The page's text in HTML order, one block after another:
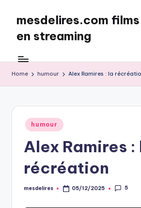
content
mesdelires.com
en streaming
:
film
et
complet
français
Home humour Alex Ramires : la
Posted
in
humour
Alex Ramires :
récréation
Posted
mesdelires 05/12/2025 5